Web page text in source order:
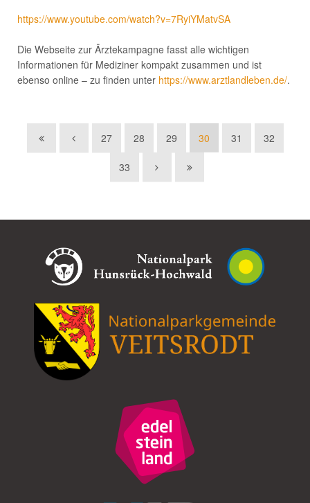
https://www.youtube.com/watch?v=7RyiYMatvSA
Die Webseite zur Ärztekampagne fasst alle wichtigen
Informationen für Mediziner kompakt zusammen und ist
ebenso online – zu finden unter https://www.arztlandleben.de/.
27 28 29 30 31 32
33